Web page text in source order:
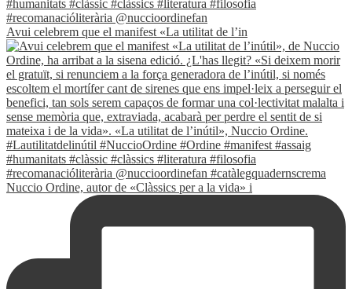
Avui celebrem que el manifest «La utilitat de l’in
Nuccio Ordine, autor de «Clàssics per a la vida» i